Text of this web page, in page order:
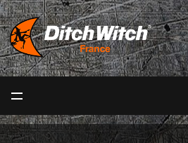
ACCUEIL